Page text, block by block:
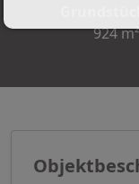
924 m²